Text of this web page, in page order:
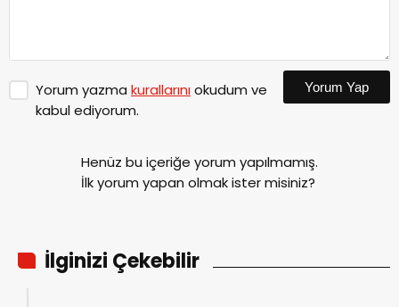
Yorum yazma kurallarınıokudum ve
kabul ediyorum.
Yorum Yap
Henüz bu içeriğe yorum yapılmamış.
İlk yorum yapan olmak ister misiniz?
İlginizi Çekebilir